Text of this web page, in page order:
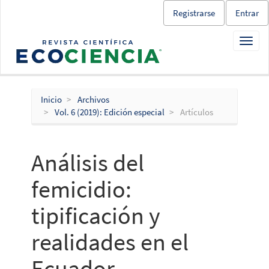
Navegación
principal
Contenido
lateral
Registrarse Entrar
Inicio
Archivos
Vol. 6 (2019): Edición especial
Artículos
Análisis del
femicidio:
tipificación y
realidades en el